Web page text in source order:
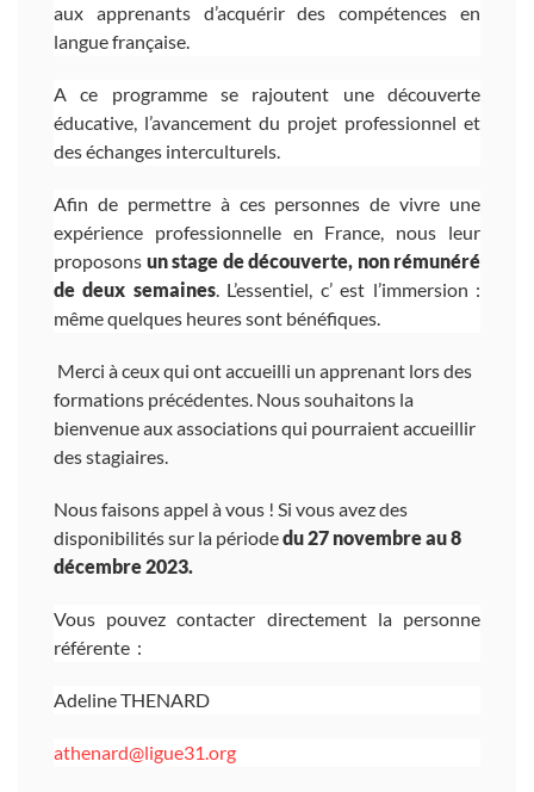
aux apprenants d’acquérir des compétences en
langue française.
A ce programme se rajoutent une découverte
éducative, l’avancement du projet professionnel et
des échanges interculturels.
Afin de permettre à ces personnes de vivre une
expérience professionnelle en France, nous leur
proposons un stage de découverte, non rémunéré
de deux semaines. L’essentiel, c’ est l’immersion :
même quelques heures sont bénéfiques.
Merci à ceux qui ont accueilli un apprenant lors des
formations précédentes. Nous souhaitons la
bienvenue aux associations qui pourraient accueillir
des stagiaires.
Nous faisons appel à vous ! Si vous avez des
disponibilités sur la périodedu 27 novembre au 8
décembre 2023.
Vous pouvez contacter directement la personne
référente :
Adeline THENARD
athenard@ligue31.org